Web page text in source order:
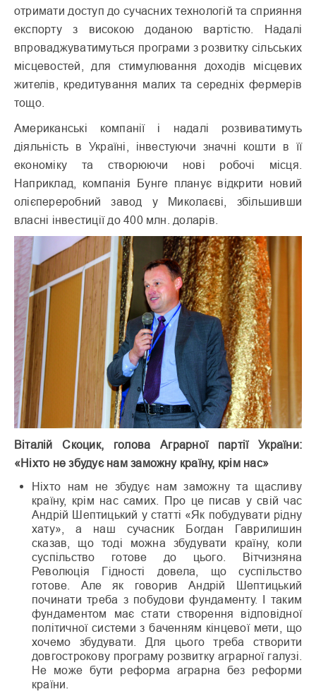
отримати доступ до сучасних технологій та сприяння
експорту з високою доданою вартістю. Надалі
впроваджуватимуться програми з розвитку сільських
місцевостей, для стимулювання доходів місцевих
жителів, кредитування малих та середніх фермерів
тощо.
Американські компанії і надалі розвиватимуть
діяльність в Україні, інвестуючи значні кошти в її
економіку та створюючи нові робочі місця.
Наприклад, компанія Бунге планує відкрити новий
олієпереробний завод у Миколаєві, збільшивши
власні інвестиції до 400 млн. доларів.
Віталій Скоцик, голова Аграрної партії України:
«Ніхто не збудує нам заможну країну, крім нас»
Ніхто нам не збудує нам заможну та щасливу
країну, крім нас самих. Про це писав у свій час
Андрій Шептицький у статті «Як побудувати рідну
хату», а наш сучасник Богдан Гаврилишин
сказав, що тоді можна збудувати країну, коли
суспільство готове до цього. Вітчизняна
Революція Гідності довела, що суспільство
готове. Але як говорив Андрій Шептицький
починати треба з побудови фундаменту. І таким
фундаментом має стати створення відповідної
політичної системи з баченням кінцевої мети, що
хочемо збудувати. Для цього треба створити
довгострокову програму розвитку аграрної галузі.
Не може бути реформа аграрна без реформи
країни.